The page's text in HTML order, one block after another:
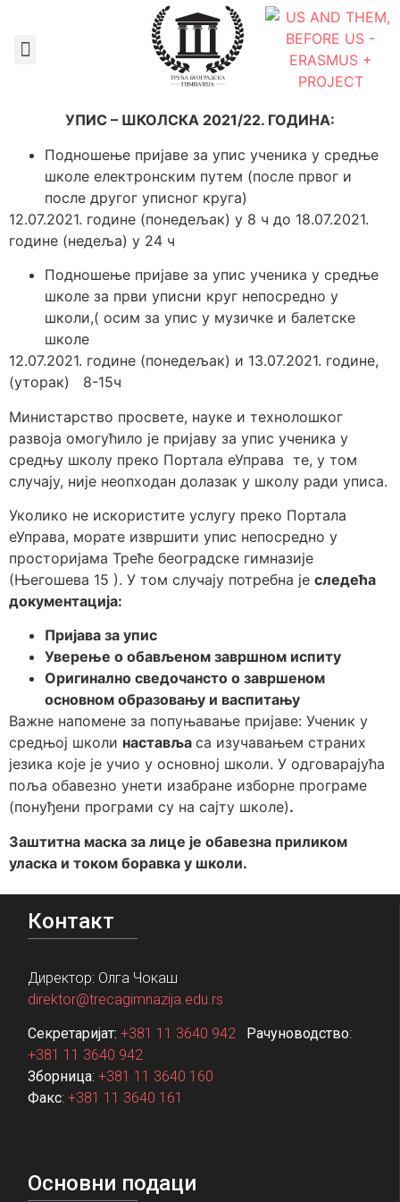
УПИС – ШКОЛСКА 2021/22. ГОДИНА:
Подношење пријаве за упис ученика у средње
школе електронским путем (после првог и
после другог уписног круга)
12.07.2021. године (понедељак) у 8 ч до 18.07.2021.
године (недеља) у 24 ч
Подношење пријаве за упис ученика у средње
школе за први уписни круг непосредно у
школи,( осим за упис у музичке и балетске
школе
12.07.2021. године (понедељак) и 13.07.2021. године,
(уторак) 8-15ч
Министарство просвете, науке и технолошког
развоја омогућило је пријаву за упис ученика у
средњу школу преко Портала еУправа те, у том
случају, није неопходан долазак у школу ради уписа.
Уколико не искористите услугу преко Портала
еУправа, морате извршити упис непосредно у
просторијама Треће београдске гимназије
(Његошева 15 ). У том случају потребна је следећа
документација:
Пријава за упис
Уверење о обављеном завршном испиту
Оригинално сведочансто о завршеном
основном образовању и васпитању
Важне напомене за попуњавање пријаве: Ученик у
средњој школи наставља са изучавањем страних
језика које је учио у основној школи. У одговарајућа
пољa обавезно унети изабранe изборне програме
(понуђени програми су на сајту школе).
Заштитна маска за лице је обавезна приликом
уласка и током боравка у школи.
Контакт
Директор: Олга Чокаш
direktor@trecagimnazija.edu.rs
Секретаријат: +381 11 3640 942 Рачуноводство:
+381 11 3640 942
Зборница:+381 11 3640 160
Факс:+381 11 3640 161
Основни подаци